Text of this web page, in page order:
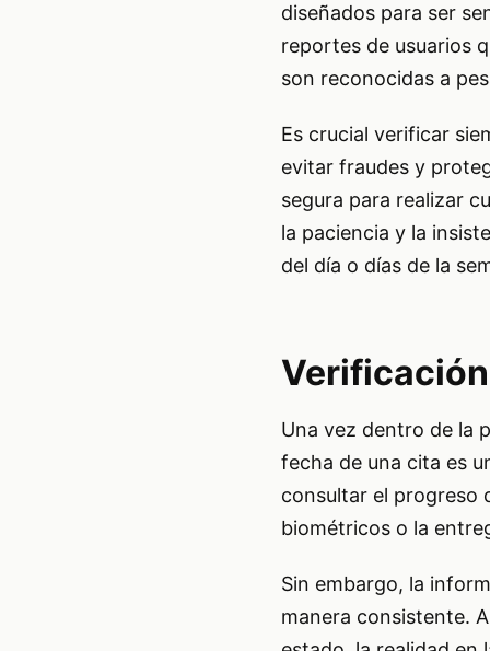
diseñados para ser
reportes de usuarios
son reconocidas a
Es crucial verificar
evitar fraudes y
segura para realizar
la paciencia y la
del día o días de la
Una vez dentro de la
fecha de una cita es
consultar el progreso
biométricos o la
Sin embargo, la
manera consistente.